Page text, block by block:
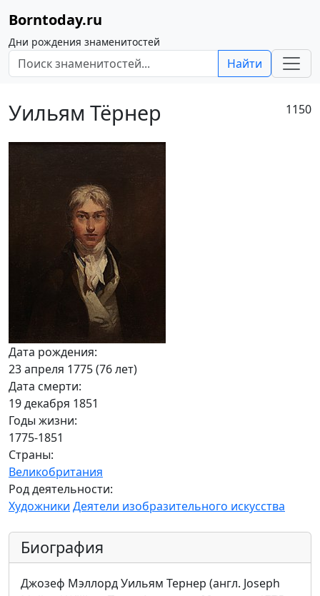
Borntoday.ru
Дни рождения знаменитостей
Найти
Уильям Тёрнер 1150
Дата рождения:
23 апреля 1775 (76 лет)
Дата смерти:
19 декабря 1851
Годы жизни:
1775-1851
Страны:
Великобритания
Род деятельности:
Художники Деятели изобразительного искусства
Биография
Джозеф Мэллорд Уильям Тернер (англ. Joseph